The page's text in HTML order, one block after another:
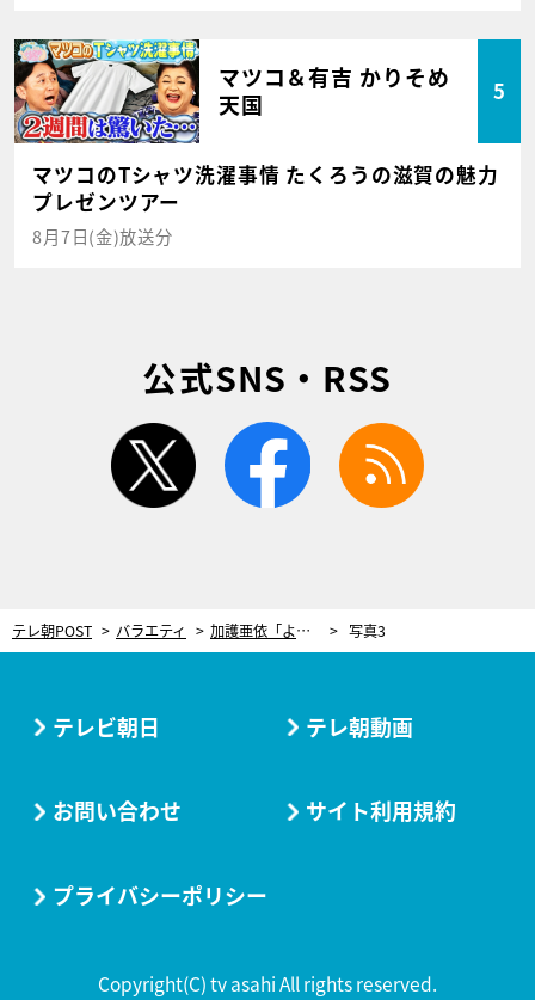
マツコ＆有吉 かりそめ
天国
5
マツコのTシャツ洗濯事情 たくろうの滋賀の魅力
プレゼンツアー
8月7日(金)放送分
公式SNS・RSS
twitter facebook
テレ朝POST バラエティ 加護亜依「よく見るとタバコ持ってないんですよ」喫煙報道の裏側を告白 写真3
テレビ朝日 テレ朝動画
お問い合わせ サイト利用規約
プライバシーポリシー
Copyright(C) tv asahi All rights reserved.